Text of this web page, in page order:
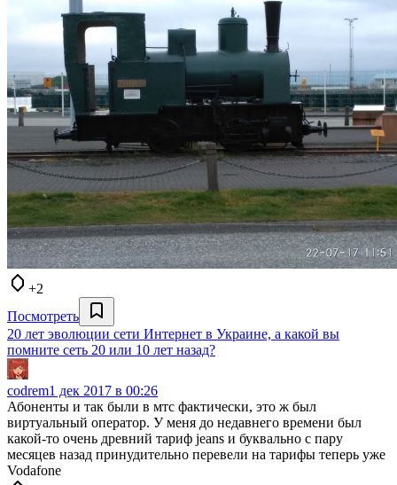
+2
Посмотреть
20 лет эволюции сети Интернет в Украине, а какой вы
помните сеть 20 или 10 лет назад?
codrem1 дек 2017 в 00:26
Абоненты и так были в мтс фактически, это ж был
виртуальный оператор. У меня до недавнего времени был
какой-то очень древний тариф jeans и буквально с пару
месяцев назад принудительно перевели на тарифы теперь уже
Vodafone